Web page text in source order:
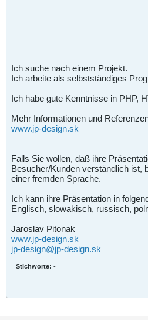
Ich suche nach einem Projekt.
Ich arbeite als selbstständiges
Ich habe gute Kenntnisse in PHP,
Mehr Informationen und
www.jp-design.sk
Falls Sie wollen, daß ihre
Besucher/Kunden verständlich ist,
einer fremden Sprache.
Ich kann ihre Präsentation in
Englisch, slowakisch, russisch,
Jaroslav Pitonak
www.jp-design.sk
jp-design@jp-design.sk
Stichworte: -